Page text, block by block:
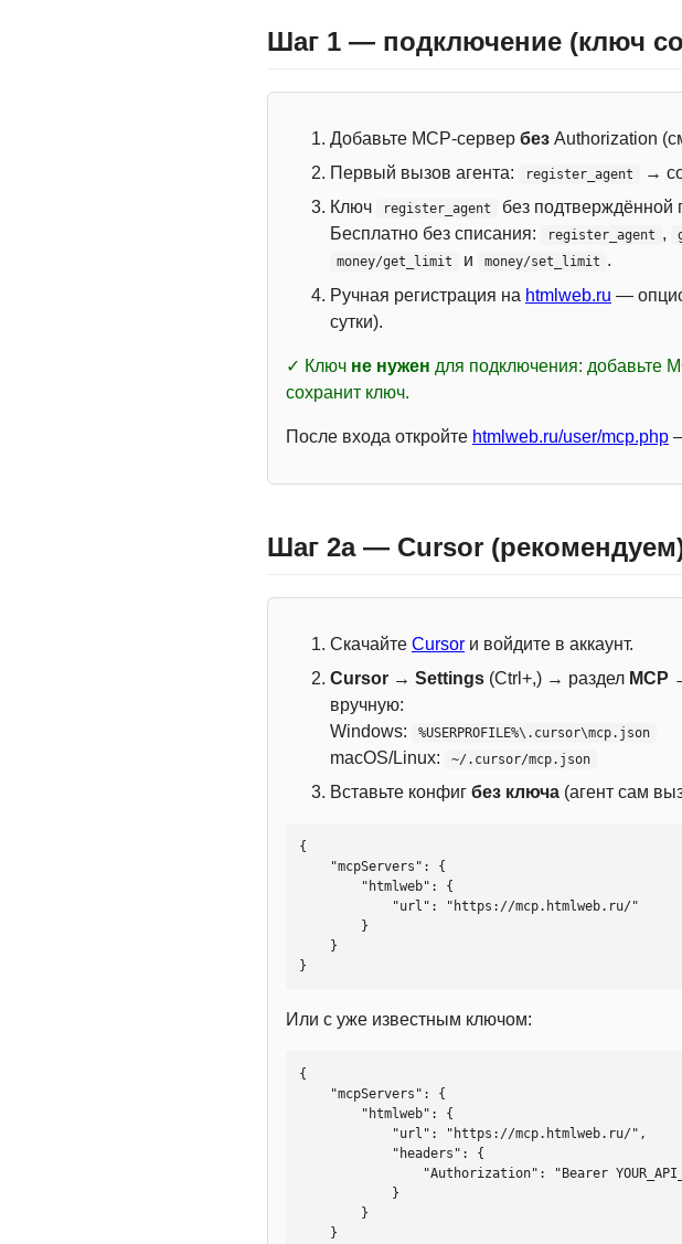
Шаг 1 — подключение (ключ
Добавьте MCP-сервер без Authorization
Первый вызов агента:
register_agent →
Ключ
register_agent без
Бесплатно без списания:
register_agent ,
money/get_limit и money/set_limit .
Ручная регистрация на htmlweb.ru —
сутки).
✓ Ключ не нужен для подключения: добавьте
сохранит ключ.
После входа откройте htmlweb.ru/user/mcp.php
Шаг 2a — Cursor
Скачайте Cursor и войдите в аккаунт.
Cursor → Settings (Ctrl+,) → раздел MCP
вручную:
Windows:
%USERPROFILE%\.cursor\mcp.json
macOS/Linux: ~/.cursor/mcp.json
Вставьте конфиг без ключа (агент сам
{
}
Или с уже известным ключом:
{